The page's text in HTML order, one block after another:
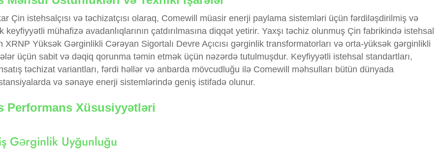
Çin istehsalçısı və təchizatçısı olaraq, Comewill müasir enerji paylama sistemləri üçün fərdiləşdirilmiş və
keyfiyyətli mühafizə avadanlıqlarının çatdırılmasına diqqət yetirir. Yaxşı təchiz olunmuş Çin fabrikində istehsal
XRNP Yüksək Gərginlikli Cərəyan Sigortalı Devre Açıcısı gərginlik transformatorları və orta-yüksək gərginlikli
üçün sabit və dəqiq qorunma təmin etmək üçün nəzərdə tutulmuşdur. Keyfiyyətli istehsal standartları,
təchizat variantları, fərdi həllər və anbarda mövcudluğu ilə Comewill məhsulları bütün dünyada
və sənaye enerji sistemlərində geniş istifadə olunur.
Performans Xüsusiyyətləri
Gərginlik Uyğunluğu